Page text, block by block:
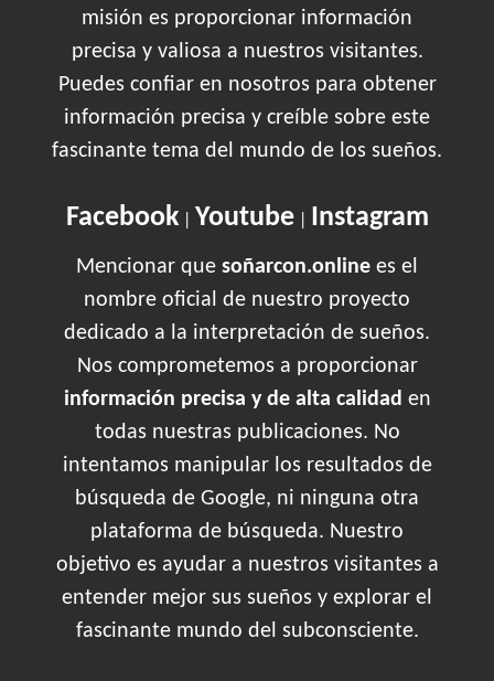
misión es proporcionar información
precisa y valiosa a nuestros visitantes.
Puedes confiar en nosotros para obtener
información precisa y creíble sobre este
fascinante tema del mundo de los sueños.
Facebook| Youtube| Instagram
Mencionar que soñarcon.online es el
nombre oficial de nuestro proyecto
dedicado a la interpretación de sueños.
Nos comprometemos a proporcionar
información precisa y de alta calidad en
todas nuestras publicaciones. No
intentamos manipular los resultados de
búsqueda de Google, ni ninguna otra
plataforma de búsqueda. Nuestro
objetivo es ayudar a nuestros visitantes a
entender mejor sus sueños y explorar el
fascinante mundo del subconsciente.